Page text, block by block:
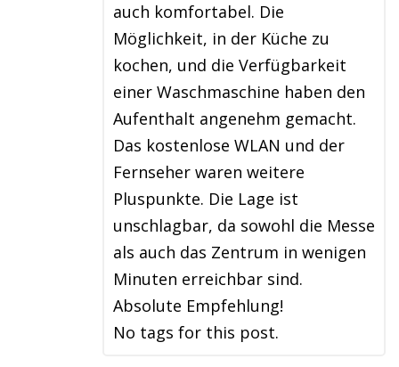
auch komfortabel. Die
Möglichkeit, in der Küche zu
kochen, und die Verfügbarkeit
einer Waschmaschine haben den
Aufenthalt angenehm gemacht.
Das kostenlose WLAN und der
Fernseher waren weitere
Pluspunkte. Die Lage ist
unschlagbar, da sowohl die Messe
als auch das Zentrum in wenigen
Minuten erreichbar sind.
Absolute Empfehlung!
No tags for this post.